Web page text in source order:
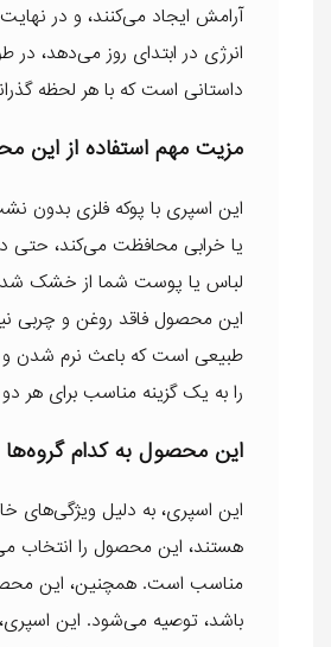
آرامش ایجاد می‌کنند، و در
انرژی در ابتدای روز می‌دهد،
داستانی است که با هر لحظه
مزیت مهم استفاده از این
این اسپری با پوکه فلزی بدون
یا خرابی محافظت می‌کند، حتی
لباس یا پوست شما از خشک
این محصول فاقد روغن و چربی
طبیعی است که باعث نرم شدن و
را به یک گزینه مناسب برای هر
این محصول به کدام
این اسپری، به دلیل ویژگی‌های
هستند، این محصول را انتخاب
مناسب است. همچنین، این
باشد، توصیه می‌شود. این